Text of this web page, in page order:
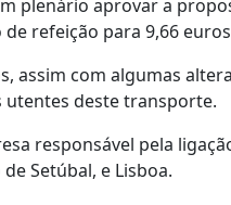
plenário aprovar a
refeição para 9,66
assim com algumas
deste transporte.
responsável pela
Setúbal, e Lisboa.